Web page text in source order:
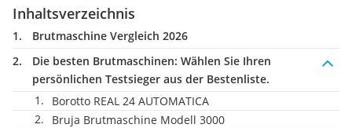
Inhaltsverzeichnis
Brutmaschine Vergleich 2026
Die besten Brutmaschinen: Wählen Sie Ihren
persönlichen Testsieger aus der Bestenliste.
Borotto REAL 24 AUTOMATICA
Bruja Brutmaschine Modell 3000